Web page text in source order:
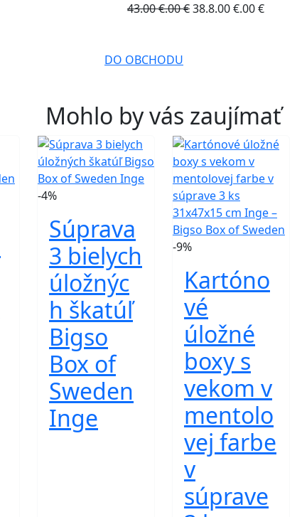
43.00 €.00 €38.8.00 €.00 €
DO OBCHODU
Mohlo by vás zaujímať
-4%
Súprava
3 bielych
úložnýc
h škatúľ
Bigso
Box of
Sweden
Inge
-9%
Kartóno
vé
úložné
boxy s
vekom v
mentolo
vej farbe
v
súprave